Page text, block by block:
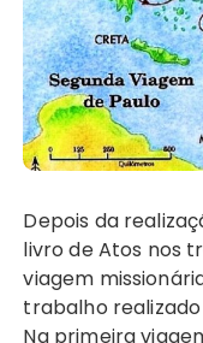
Depois da realização do Concílio de Jerusalém, o
livro de Atos nos
viagem
trabalho realizado
Na primeira